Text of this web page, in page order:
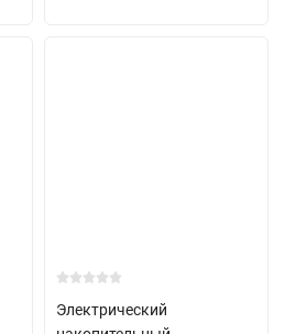
Электрический